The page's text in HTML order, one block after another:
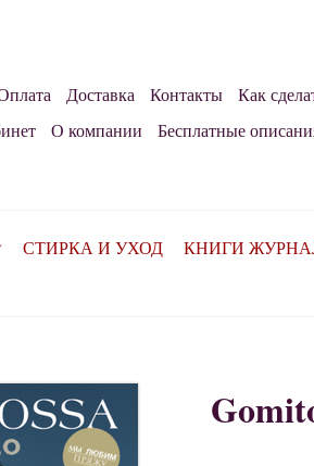
Доставка Контакты
Как
О компании Бесплатные
СТИРКА И УХОД КНИГИ